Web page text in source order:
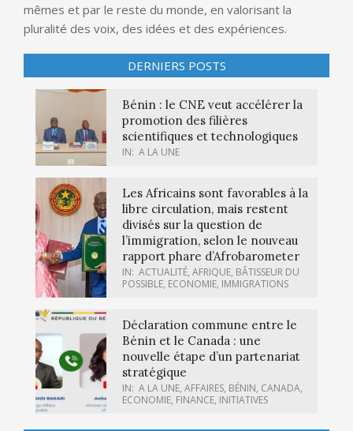
mêmes et par le reste du monde, en valorisant la
pluralité des voix, des idées et des expériences.
DERNIERS POSTS
Bénin : le CNE veut accélérer la
promotion des filières
scientifiques et technologiques
IN: A LA UNE
Les Africains sont favorables à la
libre circulation, mais restent
divisés sur la question de
l’immigration, selon le nouveau
rapport phare d’Afrobarometer
IN: ACTUALITÉ, AFRIQUE, BÂTISSEUR DU
POSSIBLE, ECONOMIE, IMMIGRATIONS
Déclaration commune entre le
Bénin et le Canada : une
nouvelle étape d’un partenariat
stratégique
IN: A LA UNE, AFFAIRES, BÉNIN, CANADA,
ECONOMIE, FINANCE, INITIATIVES